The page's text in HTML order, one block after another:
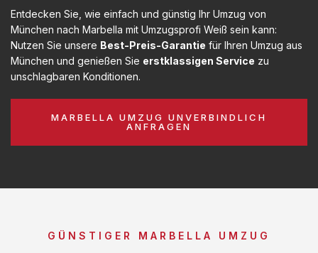
Entdecken Sie, wie einfach und günstig Ihr Umzug von
München nach Marbella mit Umzugsprofi Weiß sein kann:
Nutzen Sie unsere Best-Preis-Garantie für Ihren Umzug aus
München und genießen Sie erstklassigen Service zu
unschlagbaren Konditionen.
MARBELLA UMZUG UNVERBINDLICH
ANFRAGEN
GÜNSTIGER MARBELLA UMZUG